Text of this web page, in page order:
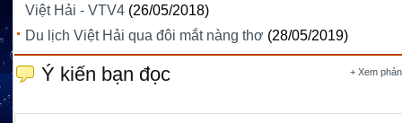
Việt Hải - VTV4 (26/05/2018)
Du lịch Việt Hải qua đôi mắt nàng thơ (28/05/2019)
+ Xem
Ý kiến bạn đọc